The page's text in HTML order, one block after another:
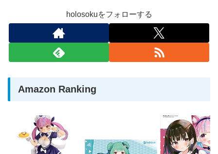
holosokuをフォローする
Amazon Ranking